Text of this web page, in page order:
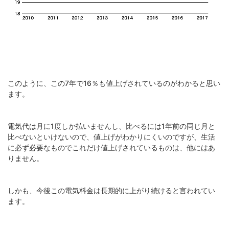
このように、この7年で16％も値上げされているのがわかると思い
ます。
電気代は月に1度しか払いませんし、比べるには1年前の同じ月と
比べないといけないので、値上げがわかりにくいのですが、生活
に必ず必要なものでこれだけ値上げされているものは、他にはあ
りません。
しかも、今後この電気料金は長期的に上がり続けると言われてい
ます。